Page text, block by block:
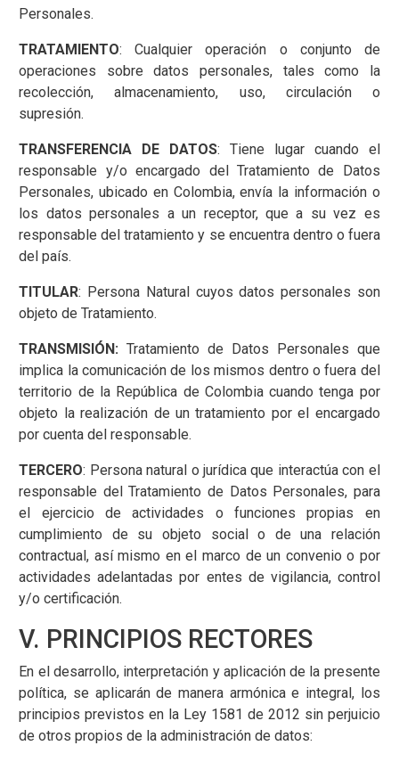
Personales.
TRATAMIENTO: Cualquier operación o conjunto de
operaciones sobre datos personales, tales como la
recolección, almacenamiento, uso, circulación o
supresión.
TRANSFERENCIA DE DATOS: Tiene lugar cuando el
responsable y/o encargado del Tratamiento de Datos
Personales, ubicado en Colombia, envía la información o
los datos personales a un receptor, que a su vez es
responsable del tratamiento y se encuentra dentro o fuera
del país.
TITULAR: Persona Natural cuyos datos personales son
objeto de Tratamiento.
TRANSMISIÓN:Tratamiento de Datos Personales que
implica la comunicación de los mismos dentro o fuera del
territorio de la República de Colombia cuando tenga por
objeto la realización de un tratamiento por el encargado
por cuenta del responsable.
TERCERO: Persona natural o jurídica que interactúa con el
responsable del Tratamiento de Datos Personales, para
el ejercicio de actividades o funciones propias en
cumplimiento de su objeto social o de una relación
contractual, así mismo en el marco de un convenio o por
actividades adelantadas por entes de vigilancia, control
y/o certificación.
V. PRINCIPIOS RECTORES
En el desarrollo, interpretación y aplicación de la presente
política, se aplicarán de manera armónica e integral, los
principios previstos en la Ley 1581 de 2012 sin perjuicio
de otros propios de la administración de datos: